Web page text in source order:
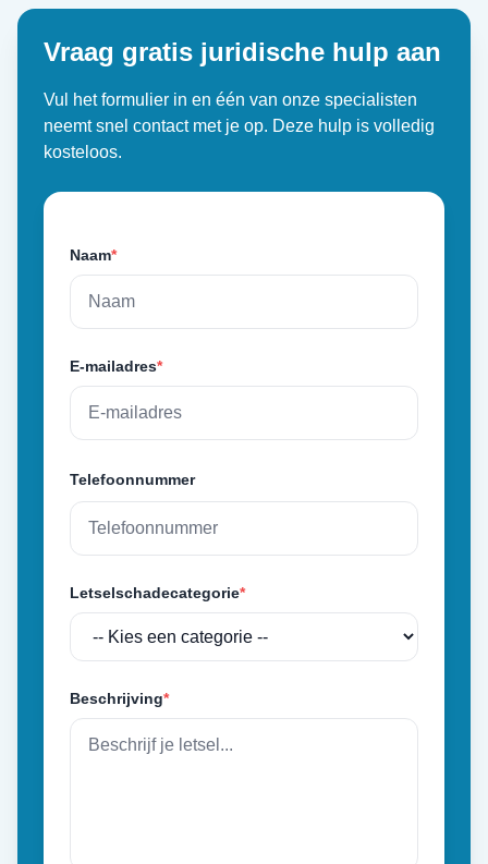
Vraag gratis juridische hulp aan
Vul het formulier in en één van onze specialisten
neemt snel contact met je op. Deze hulp is volledig
kosteloos.
Naam*
E-mailadres*
Telefoonnummer
Letselschadecategorie*
Beschrijving*